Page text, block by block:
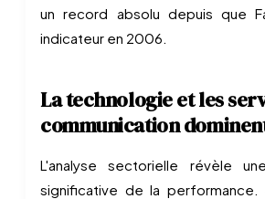
un record absolu depuis que
indicateur en 2006.
La technologie et les
communication
L'analyse sectorielle révèle
significative de la